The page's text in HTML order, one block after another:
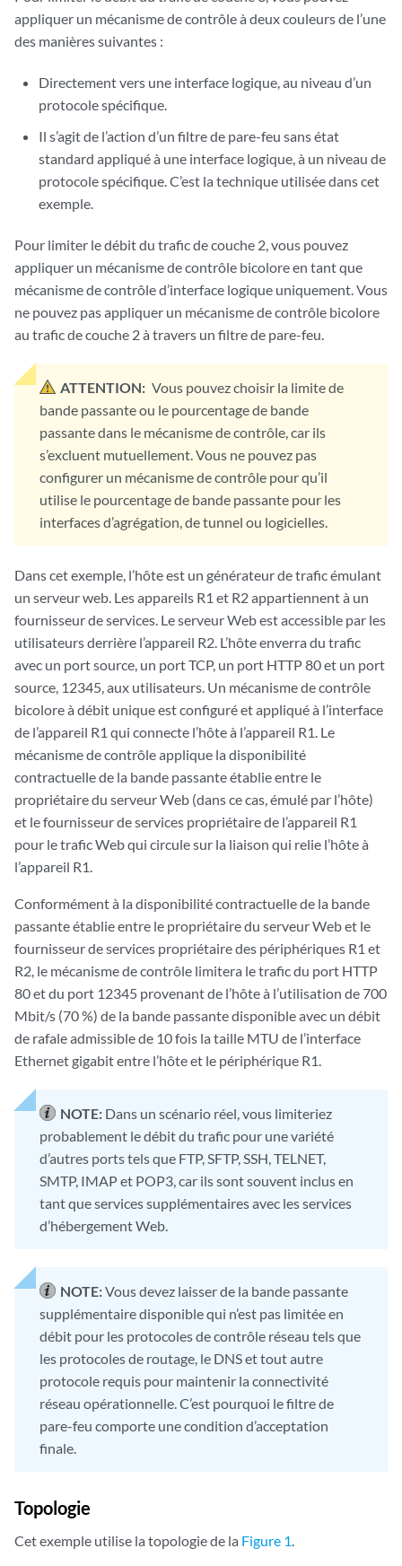
appliquer un mécanisme de contrôle à deux couleurs de l’une
des manières suivantes :
Directement vers une interface logique, au niveau d’un
protocole spécifique.
Il s’agit de l’action d’un filtre de pare-feu sans état
standard appliqué à une interface logique, à un niveau de
protocole spécifique. C’est la technique utilisée dans cet
exemple.
Pour limiter le débit du trafic de couche 2, vous pouvez
appliquer un mécanisme de contrôle bicolore en tant que
mécanisme de contrôle d’interface logique uniquement. Vous
ne pouvez pas appliquer un mécanisme de contrôle bicolore
au trafic de couche 2 à travers un filtre de pare-feu.
ATTENTION: Vous pouvez choisir la limite de
bande passante ou le pourcentage de bande
passante dans le mécanisme de contrôle, car ils
s’excluent mutuellement. Vous ne pouvez pas
configurer un mécanisme de contrôle pour qu’il
utilise le pourcentage de bande passante pour les
interfaces d’agrégation, de tunnel ou logicielles.
Dans cet exemple, l’hôte est un générateur de trafic émulant
un serveur web. Les appareils R1 et R2 appartiennent à un
fournisseur de services. Le serveur Web est accessible par les
utilisateurs derrière l’appareil R2. L’hôte enverra du trafic
avec un port source, un port TCP, un port HTTP 80 et un port
source, 12345, aux utilisateurs. Un mécanisme de contrôle
bicolore à débit unique est configuré et appliqué à l’interface
de l’appareil R1 qui connecte l’hôte à l’appareil R1. Le
mécanisme de contrôle applique la disponibilité
contractuelle de la bande passante établie entre le
propriétaire du serveur Web (dans ce cas, émulé par l’hôte)
et le fournisseur de services propriétaire de l’appareil R1
pour le trafic Web qui circule sur la liaison qui relie l’hôte à
l’appareil R1.
Conformément à la disponibilité contractuelle de la bande
passante établie entre le propriétaire du serveur Web et le
fournisseur de services propriétaire des périphériques R1 et
R2, le mécanisme de contrôle limitera le trafic du port HTTP
80 et du port 12345 provenant de l’hôte à l’utilisation de 700
Mbit/s (70 %) de la bande passante disponible avec un débit
de rafale admissible de 10 fois la taille MTU de l’interface
Ethernet gigabit entre l’hôte et le périphérique R1.
NOTE: Dans un scénario réel, vous limiteriez
probablement le débit du trafic pour une variété
d’autres ports tels que FTP, SFTP, SSH, TELNET,
SMTP, IMAP et POP3, car ils sont souvent inclus en
tant que services supplémentaires avec les services
d’hébergement Web.
NOTE:Vous devez laisser de la bande passante
supplémentaire disponible qui n’est pas limitée en
débit pour les protocoles de contrôle réseau tels que
les protocoles de routage, le DNS et tout autre
protocole requis pour maintenir la connectivité
réseau opérationnelle. C’est pourquoi le filtre de
pare-feu comporte une condition d’acceptation
finale.
Topologie
Cet exemple utilise la topologie de la Figure 1.